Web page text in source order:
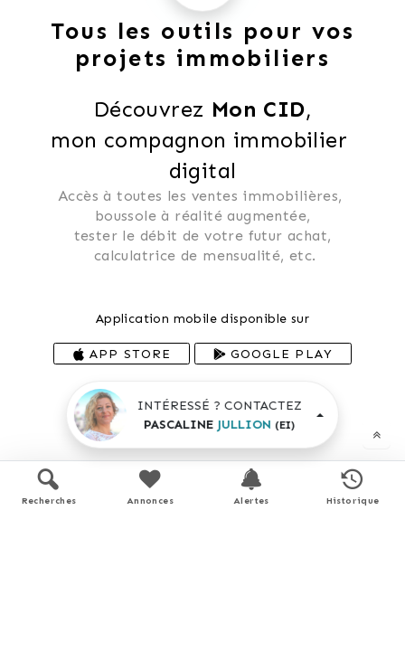
Tous les outils pour vos
projets immobiliers
Découvrez Mon CID,
mon compagnon immobilier
digital
Accès à toutes les ventes immobilières,
boussole à réalité augmentée,
tester le débit de votre futur achat,
calculatrice de mensualité, etc.
Application mobile disponible sur
APP STORE GOOGLE PLAY
En savoir plus
INTÉRESSÉ ? CONTACTEZ
PASCALINE JULLION (EI)
Recherches Annonces Alertes Historique